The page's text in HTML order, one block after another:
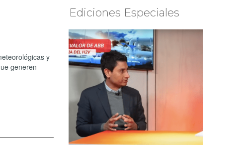
y
generen
Ediciones Especiales